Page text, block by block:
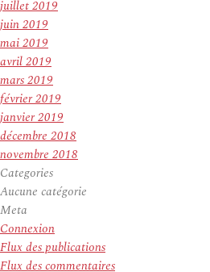
juillet 2019
juin 2019
mai 2019
avril 2019
mars 2019
février 2019
janvier 2019
décembre 2018
novembre 2018
Categories
Aucune catégorie
Meta
Connexion
Flux des publications
Flux des commentaires